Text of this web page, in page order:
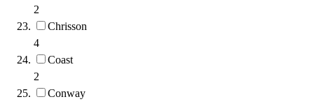
2
Chrisson
4
Coast
2
Conway